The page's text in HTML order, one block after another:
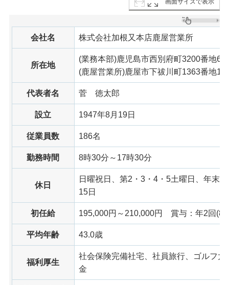
会社名 株式会社加根又本店鹿屋営業所
所在地
(業務本部)鹿児島市西別府町3200番地6
(鹿屋営業所)鹿屋市下祓川町1363番地1
代表者名 菅 徳太郎
設立 1947年8月19日
従業員数 186名
勤務時間 8時30分～17時30分
休日
日曜祝日、第2・3・4・5土曜日、年末
15日
初任給 195,000円～210,000円 賞与：年2回(8
平均年齢 43.0歳
福利厚生
社会保険完備社宅、社員旅行、ゴルフ
金